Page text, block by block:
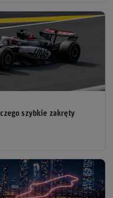
szybkie zakręty